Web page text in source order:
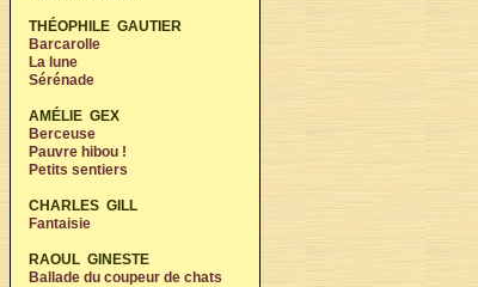
THÉOPHILE GAUTIER
Barcarolle
La lune
Sérénade
AMÉLIE GEX
Berceuse
Pauvre hibou !
Petits sentiers
CHARLES GILL
Fantaisie
RAOUL GINESTE
Ballade du coupeur de chats